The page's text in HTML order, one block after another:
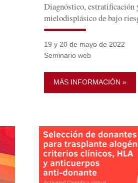
Diagnóstico, estratificación
mielodisplásico de bajo
19 y 20 de mayo de 2022
Seminario web
MÁS INFORMACIÓN »